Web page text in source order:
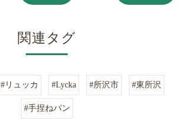
関連タグ
#リュッカ #Lycka #所沢市 #東所沢
#手捏ねパン